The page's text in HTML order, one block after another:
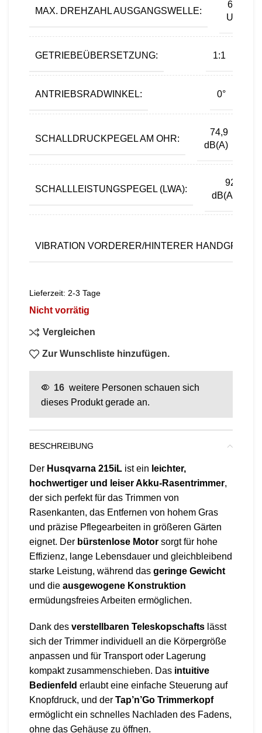
MAX. DREHZAHL AUSGANGSWELLE:
6.800
U/min
GETRIEBEÜBERSETZUNG: 1:1
ANTRIEBSRADWINKEL: 0°
SCHALLDRUCKPEGEL AM OHR:
74,9
dB(A)
SCHALLLEISTUNGSPEGEL (LWA):
92
dB(A)
VIBRATION VORDERER/HINTERER HANDGRIFF:
Lieferzeit: 2-3 Tage
Nicht vorrätig
Vergleichen
Zur Wunschliste hinzufügen.
16 weitere Personen schauen sich
dieses Produkt gerade an.
BESCHREIBUNG
Der Husqvarna 215iL ist ein leichter,
hochwertiger und leiser Akku-Rasentrimmer,
der sich perfekt für das Trimmen von
Rasenkanten, das Entfernen von hohem Gras
und präzise Pflegearbeiten in größeren Gärten
eignet. Der bürstenlose Motor sorgt für hohe
Effizienz, lange Lebensdauer und gleichbleibend
starke Leistung, während das geringe Gewicht
und die ausgewogene Konstruktion
ermüdungsfreies Arbeiten ermöglichen.
Dank des verstellbaren Teleskopschafts lässt
sich der Trimmer individuell an die Körpergröße
anpassen und für Transport oder Lagerung
kompakt zusammenschieben. Das intuitive
Bedienfeld erlaubt eine einfache Steuerung auf
Knopfdruck, und der Tap’n’Go Trimmerkopf
ermöglicht ein schnelles Nachladen des Fadens,
ohne das Gehäuse zu öffnen.